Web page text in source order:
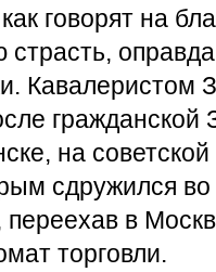
говорят на
Кавалеристом
гражданской
на
сдружился
в
торговли.